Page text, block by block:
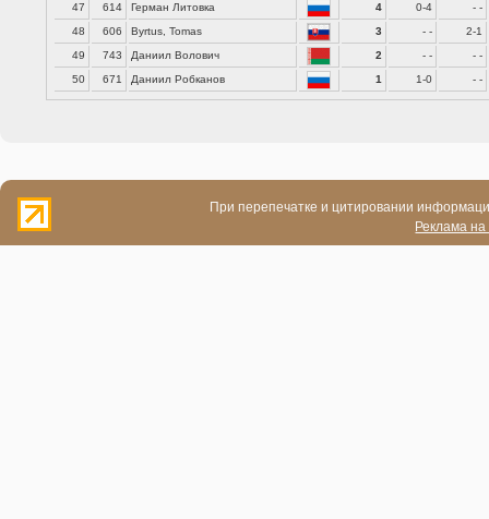
47
614 Герман Литовка 4 0-4
- -
48
606 Byrtus, Tomas 3 - -
2-1
49
743 Даниил Волович 2 - -
- -
50
671 Даниил Робканов 1 1-0 - -
При перепечатке и цитировании
Реклама на